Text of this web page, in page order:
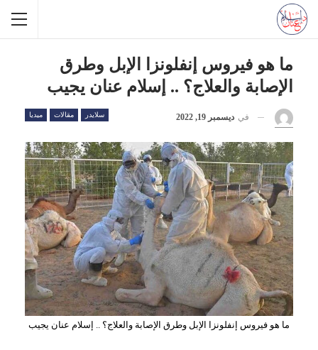
ما هو فيروس إنفلونزا الإبل وطرق
الإصابة والعلاج؟ .. إسلام عنان يجيب
سلايدر مقالات ميديا في ديسمبر 19, 2022
ما هو فيروس إنفلونزا الإبل وطرق الإصابة والعلاج؟ .. إسلام عنان يجيب